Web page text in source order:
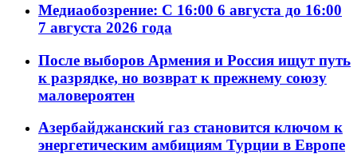
Медиаобозрение: С 16:00 6 августа до 16:00
7 августа 2026 года
После выборов Армения и Россия ищут путь
к разрядке, но возврат к прежнему союзу
маловероятен
Азербайджанский газ становится ключом к
энергетическим амбициям Турции в Европе